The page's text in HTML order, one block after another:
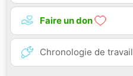
Faire un don
Chronologie de travail